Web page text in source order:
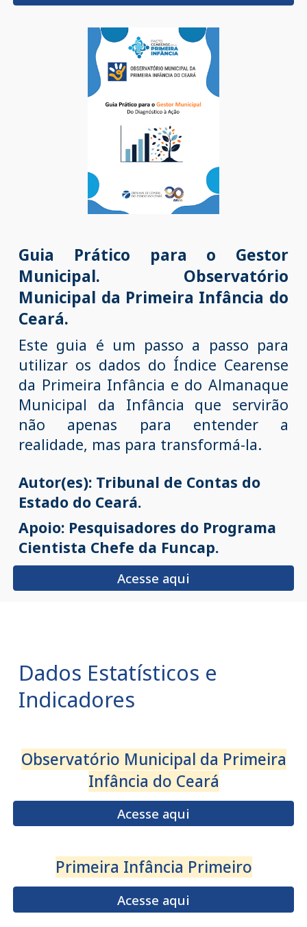
Guia Prático para o Gestor
Municipal. Observatório
Municipal da Primeira Infância do
Ceará.
Este guia é um passo a passo para
utilizar os dados do Índice Cearense
da Primeira Infância e do Almanaque
Municipal da Infância que servirão
não apenas para entender a
realidade, mas para transformá-la.
Autor(es): Tribunal de Contas do
Estado do Ceará.
Apoio: Pesquisadores do Programa
Cientista Chefe da Funcap.
Acesse aqui
Dados Estatísticos e
Indicadores
Observatório Municipal da Primeira
Infância do Ceará
Acesse aqui
Primeira Infância Primeiro
Acesse aqui